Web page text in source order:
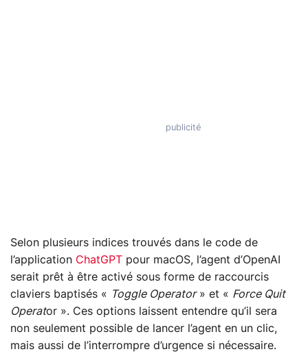
Selon plusieurs indices trouvés dans le code de
l’application ChatGPT pour macOS, l’agent d’OpenAI
serait prêt à être activé sous forme de raccourcis
claviers baptisés « Toggle Operator» et « Force Quit
Operator ». Ces options laissent entendre qu’il sera
non seulement possible de lancer l’agent en un clic,
mais aussi de l’interrompre d’urgence si nécessaire.